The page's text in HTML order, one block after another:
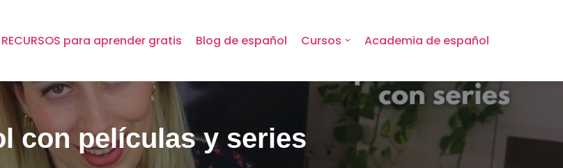
RECURSOS para aprender gratis Blog de español Cursos Academia de español
con películas y series